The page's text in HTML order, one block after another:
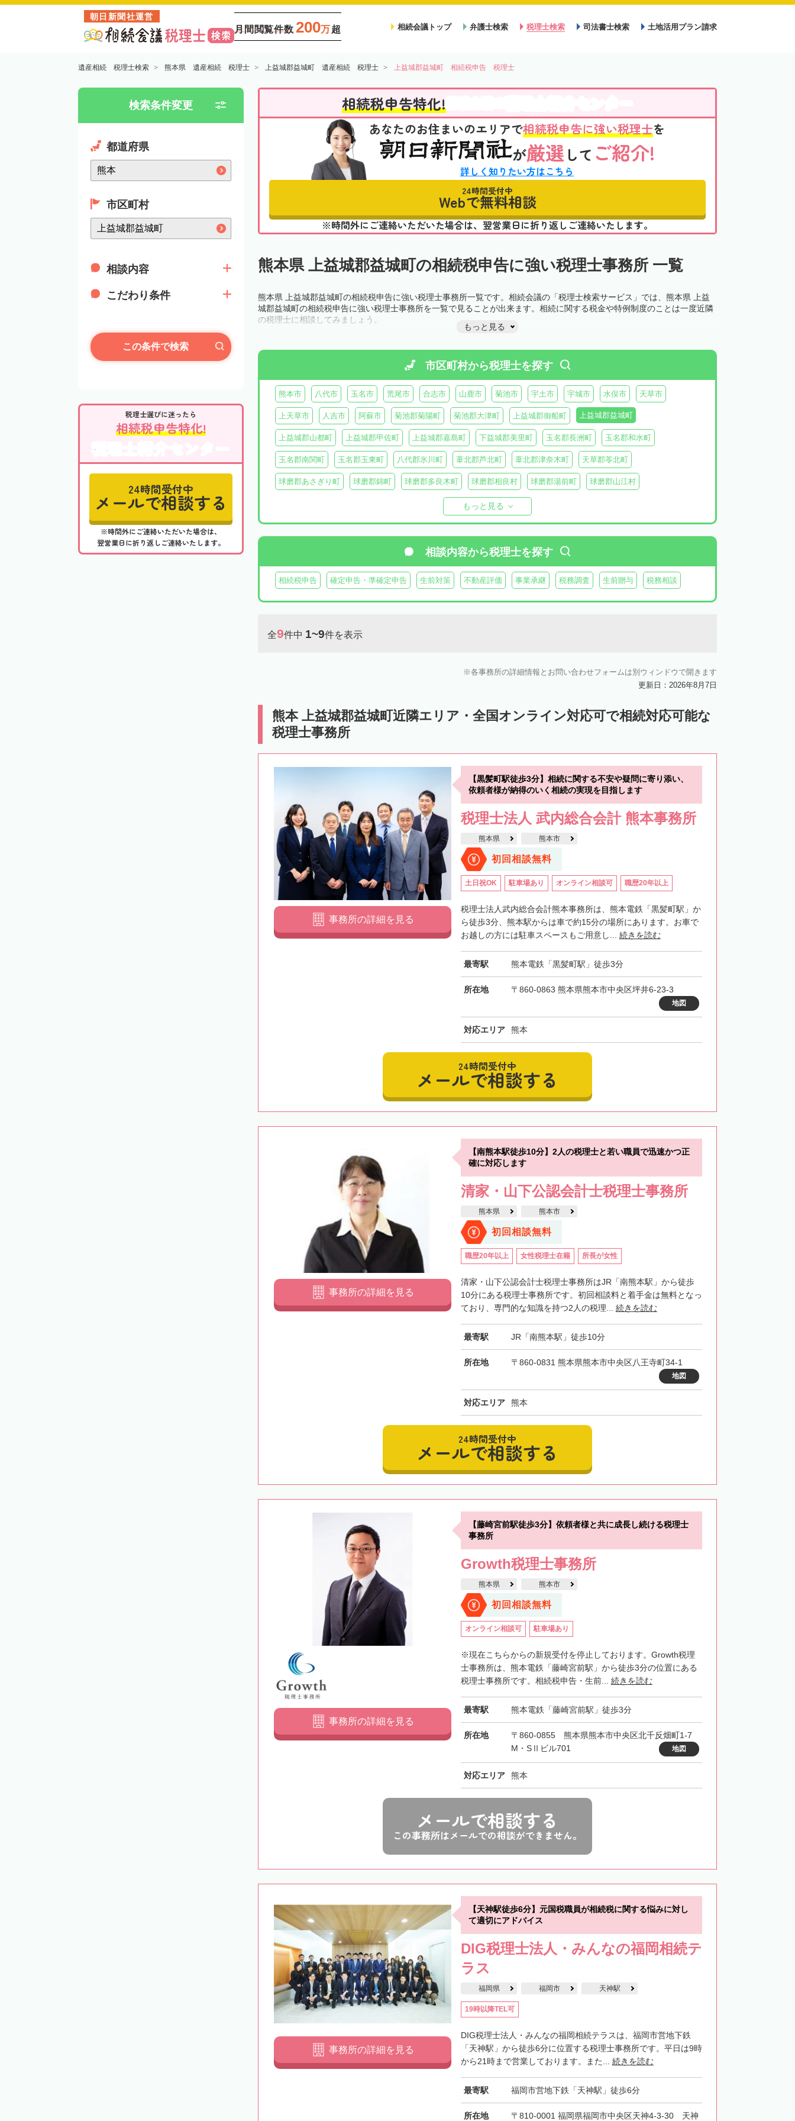
朝日新聞社運営
月間閲覧件数 200万超 相続会議トップ 弁護士検索 税理士検索 司法書士検索 土地活用プラン請求
遺産相続 税理士検索 熊本県 遺産相続 税理士 上益城郡益城町 遺産相続 税理士 上益城郡益城町 相続税申告 税理士
検索条件変更
都道府県
市区町村
相談内容
こだわり条件
この条件で検索
税理士選びに迷ったら
相続税申告特化!
税理士紹介センター
24時間受付中
メールで相談する
※時間外にご連絡いただいた場合は、
翌営業日に折り返しご連絡いたします。
相続税申告特化!
あなたのお住まいのエリアで相続税申告に強い税理士を
が厳選 して ご紹介!
詳しく知りたい方はこちら
24時間受付中
Webで無料相談
※時間外にご連絡いただいた場合は、翌営業日に折り返しご連絡いたします。
熊本県 上益城郡益城町の相続税申告に強い税理士事務所 一覧
熊本県 上益城郡益城町の相続税申告に強い税理士事務所一覧です。相続会議の「税理士検索サービス」では、熊本県 上益
城郡益城町の相続税申告に強い税理士事務所を一覧で見ることが出来ます。相続に関する税金や特例制度のことは一度近隣
の税理士に相談してみましょう。
もっと見る
市区町村から税理士を探す
熊本市 八代市 玉名市 荒尾市 合志市 山鹿市 菊池市 宇土市 宇城市 水俣市 天草市
上天草市 人吉市 阿蘇市 菊池郡菊陽町 菊池郡大津町 上益城郡御船町 上益城郡益城町
上益城郡山都町 上益城郡甲佐町 上益城郡嘉島町 下益城郡美里町 玉名郡長洲町 玉名郡和水町
玉名郡南関町 玉名郡玉東町 八代郡氷川町 葦北郡芦北町 葦北郡津奈木町 天草郡苓北町
球磨郡あさぎり町 球磨郡錦町 球磨郡多良木町 球磨郡相良村 球磨郡湯前町 球磨郡山江村
阿蘇郡南阿蘇村
阿蘇郡南小国町 阿蘇郡産山村
もっと見る
相談内容から税理士を探す
相続税申告 確定申告・準確定申告 生前対策 不動産評価 事業承継 税務調査 生前贈与 税務相談
全9件中 1~9件を表示
各事務所の詳細情報とお問い合わせフォームは別ウィンドウで開きます
更新日：2026年8月7日
熊本 上益城郡益城町近隣エリア・全国オンライン対応可で相続対応可能な
税理士事務所
【黒髪町駅徒歩3分】相続に関する不安や疑問に寄り添い、
依頼者様が納得のいく相続の実現を目指します
税理士法人 武内総合会計 熊本事務所
熊本県 熊本市
初回相談無料
土日祝OK 駐車場あり オンライン相談可 職歴20年以上
税理士法人武内総合会計熊本事務所は、熊本電鉄「黒髪町駅」か
ら徒歩3分、熊本駅からは車で約15分の場所にあります。お車で
お越しの方には駐車スペースもご用意し... 続きを読む
最寄駅 熊本電鉄「黒髪町駅」徒歩3分
所在地 〒860-0863 熊本県熊本市中央区坪井6-23-3
地図
対応エリア 熊本
事務所の詳細を見る
24時間受付中
メールで相談する
【南熊本駅徒歩10分】2人の税理士と若い職員で迅速かつ正
確に対応します
清家・山下公認会計士税理士事務所
熊本県 熊本市
初回相談無料
職歴20年以上 女性税理士在籍 所長が女性
清家・山下公認会計士税理士事務所はJR「南熊本駅」から徒歩
10分にある税理士事務所です。初回相談料と着手金は無料となっ
ており、専門的な知識を持つ2人の税理... 続きを読む
最寄駅 JR「南熊本駅」徒歩10分
所在地 〒860-0831 熊本県熊本市中央区八王寺町34-1
地図
対応エリア 熊本
事務所の詳細を見る
24時間受付中
メールで相談する
【藤崎宮前駅徒歩3分】依頼者様と共に成長し続ける税理士
事務所
Growth税理士事務所
熊本県 熊本市
初回相談無料
オンライン相談可 駐車場あり
※現在こちらからの新規受付を停止しております。Growth税理
士事務所は、熊本電鉄「藤崎宮前駅」から徒歩3分の位置にある
税理士事務所です。相続税申告・生前... 続きを読む
最寄駅 熊本電鉄「藤崎宮前駅」徒歩3分
所在地
〒860-0855 熊本県熊本市中央区北千反畑町1-7
M・SⅡビル701
地図
対応エリア 熊本
事務所の詳細を見る
メールで相談する
この事務所はメールでの相談ができません。
【天神駅徒歩6分】元国税職員が相続税に関する悩みに対し
て適切にアドバイス
DIG税理士法人・みんなの福岡相続テ
ラス
福岡県 福岡市 天神駅
19時以降TEL可
DIG税理士法人・みんなの福岡相続テラスは、福岡市営地下鉄
「天神駅」から徒歩6分に位置する税理士事務所です。平日は9時
から21時まで営業しております。また... 続きを読む
最寄駅 福岡市営地下鉄「天神駅」徒歩6分
所在地 〒810-0001 福岡県福岡市中央区天神4-3-30 天神
事務所の詳細を見る